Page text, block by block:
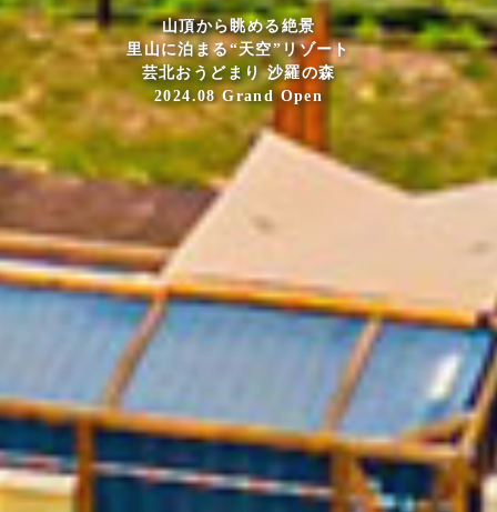
山頂から眺める絶景
里山に泊まる“天空”リゾート
芸北おうどまり 沙羅の森
2024.08 Grand Open